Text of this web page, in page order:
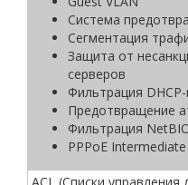
Система
Сегментация
Защита от
серверов
Фильтрация
Предотвращение
Фильтрация
PPPoE